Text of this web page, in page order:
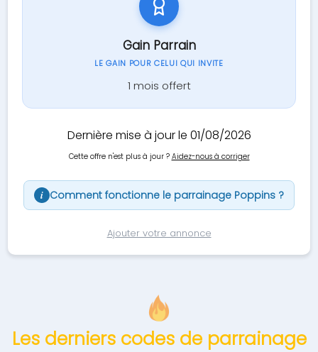
Gain Parrain
LE GAIN POUR CELUI QUI INVITE
1 mois offert
Dernière mise à jour le 01/08/2026
Cette offre n'est plus à jour ? Aidez-nous à corriger
i Comment fonctionne le parrainage Poppins ?
Ajouter votre annonce
Les derniers codes de parrainage